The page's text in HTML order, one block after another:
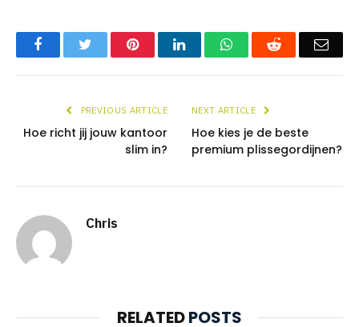
FacebookTwitter PinterestLinkedInWhatsAppReddit
PREVIOUS ARTICLE
Hoe richt jij jouw kantoor
slim in?
NEXT ARTICLE
Hoe kies je de beste
premium plissegordijnen?
Chris
RELATEDPOSTS